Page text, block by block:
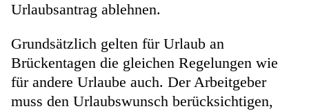
Urlaubsantrag ablehnen.
Grundsätzlich gelten für Urlaub an
Brückentagen die gleichen Regelungen wie
für andere Urlaube auch. Der Arbeitgeber
muss den Urlaubswunsch berücksichtigen,